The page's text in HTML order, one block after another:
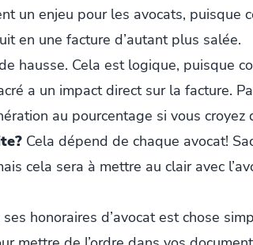
un enjeu pour les avocats, puisque
en une facture d’autant plus salée.
hausse. Cela est logique, puisque
a un impact direct sur la facture.
au pourcentage si vous croyez
Cela dépend de chaque avocat!
cela sera à mettre au clair avec
ses honoraires d’avocat est chose